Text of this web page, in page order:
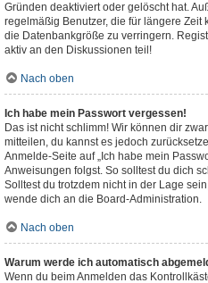
Gründen deaktiviert oder gelöscht hat.
regelmäßig Benutzer, die für längere
die Datenbankgröße zu verringern.
aktiv an den Diskussionen teil!
Nach oben
Ich habe mein Passwort vergessen!
Das ist nicht schlimm! Wir können dir
mitteilen, du kannst es jedoch
Anmelde-Seite auf „Ich habe mein
Anweisungen folgst. So solltest du dich
Solltest du trotzdem nicht in der Lage
wende dich an die Board-Administration.
Nach oben
Warum werde ich automatisch
Wenn du beim Anmelden das